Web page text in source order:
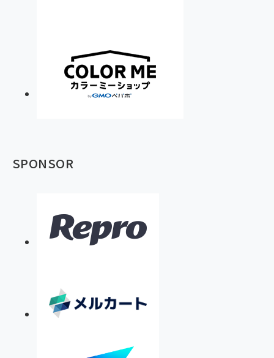
SPONSOR